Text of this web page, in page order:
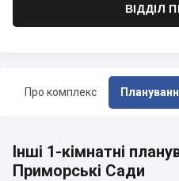
Про комплекс
ВІДДІЛ
Інші 1-кімнатні
Приморські Сади